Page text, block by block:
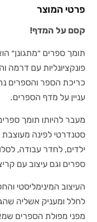
פרטי המוצר
קסם על המדף!
תומך ספרים ״מתגונן״
פונקציונליות עם דרמה
כריכת הספר והספרים
עניין על מדף הספרים.
מעבר להיותו תומך
סטנדרטי לפינה
ילדים, לחדר עבודה,
ספרים וגם עיצוב עם
העיצוב המינימליסטי
לחלל ומעניק אשליה
מפני מפולת הספרים